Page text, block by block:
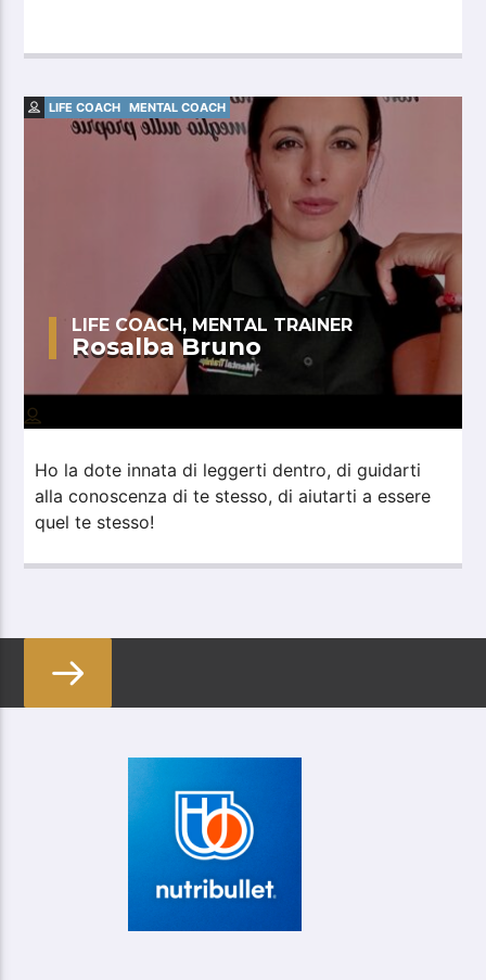
LIFE COACH MENTAL COACH
LIFE COACH, MENTAL TRAINER
Rosalba Bruno
Ho la dote innata di leggerti dentro, di guidarti
alla conoscenza di te stesso, di aiutarti a essere
quel te stesso!